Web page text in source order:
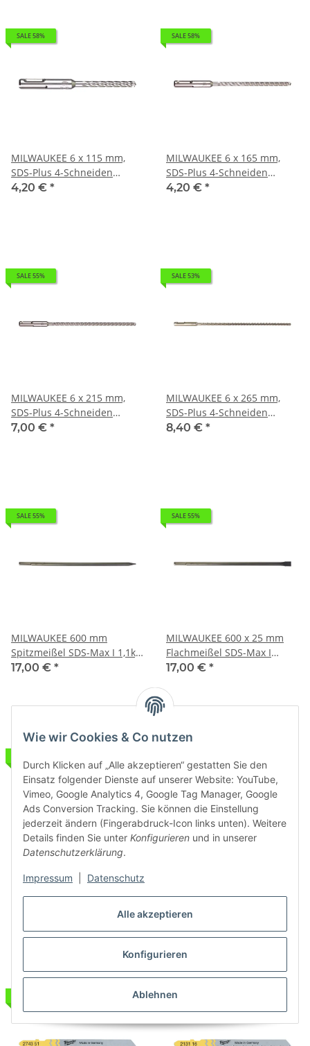
Alle akzeptieren
Konfigurieren
Ablehnen
Wie wir Cookies & Co nutzen
Durch Klicken auf „Alle akzeptieren“ gestatten Sie den
Einsatz folgender Dienste auf unserer Website: YouTube,
Vimeo, Google Analytics 4, Google Tag Manager, Google
Ads Conversion Tracking. Sie können die Einstellung
jederzeit ändern (Fingerabdruck-Icon links unten). Weitere
Details finden Sie unter Konfigurieren und in unserer
Datenschutzerklärung.
Impressum Datenschutz
SALE 58%
MILWAUKEE 6 x 115 mm,
SDS-Plus 4-Schneiden
Hammerbohrer MX4 SDS-
4,20 € *
SALE 58%
MILWAUKEE 6 x 165 mm,
SDS-Plus 4-Schneiden
Hammerbohrer MX4 SDS-
4,20 € *
SALE 55%
MILWAUKEE 6 x 215 mm,
SDS-Plus 4-Schneiden
Hammerbohrer MX4 SDS-
7,00 € *
SALE 53%
MILWAUKEE 6 x 265 mm,
SDS-Plus 4-Schneiden
Hammerbohrer MX4 SDS-
8,40 € *
SALE 55%
MILWAUKEE 600 mm
Spitzmeißel SDS-Max I 1,1kg
4932343736
17,00 € *
SALE 55%
MILWAUKEE 600 x 25 mm
Flachmeißel SDS-Max I
1,12kg 4932343739
17,00 € *
MILWAUKEE 75 x 2,5 mm 5
0,04kg 4932254061
4,50 €
SALE 56%